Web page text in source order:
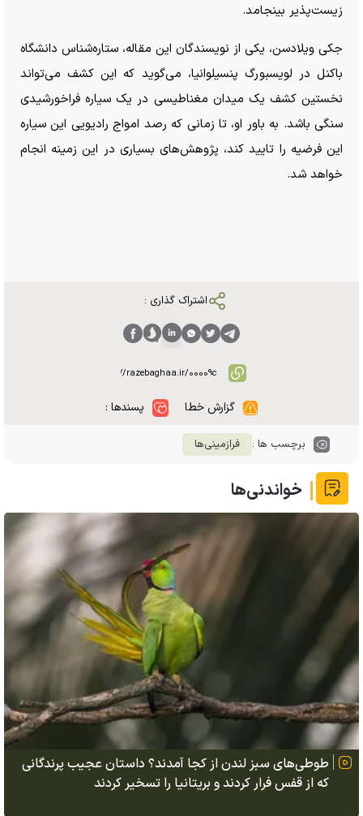
زیست‌پذیر بینجامد.
جکی ویلادسن، یکی از نویسندگان این مقاله، ستاره‌شناس دانشگاه
باکنل در لویسبورگ پنسیلوانیا، می‌گوید که این کشف می‌تواند
نخستین کشف یک میدان مغناطیسی در یک سیاره فراخورشیدی
سنگی باشد. به باور او، تا زمانی که رصد امواج رادیویی این سیاره
این فرضیه را تایید کند، پژوهش‌های بسیاری در این زمینه انجام
خواهد شد.
اشتراک گذاری :
گزارش خطا پسندها :
برچسب ها : فرازمینی‌ها
خواندنی‌ها
طوطی‌های سبز لندن از کجا آمدند؟ داستان عجیب پرندگانی
که از قفس فرار کردند و بریتانیا را تسخیر کردند